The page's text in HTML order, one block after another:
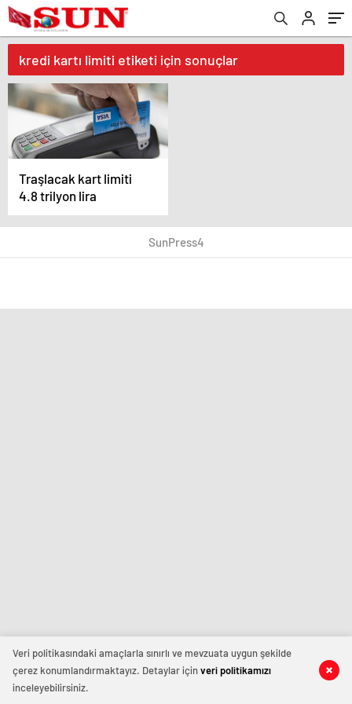
kredi kartı limiti etiketi için sonuçlar
Traşlacak kart limiti
4.8 trilyon lira
SunPress4
Veri politikasındaki amaçlarla sınırlı ve mevzuata uygun şekilde
çerez konumlandırmaktayız. Detaylar içinveri politikamızı
inceleyebilirsiniz.